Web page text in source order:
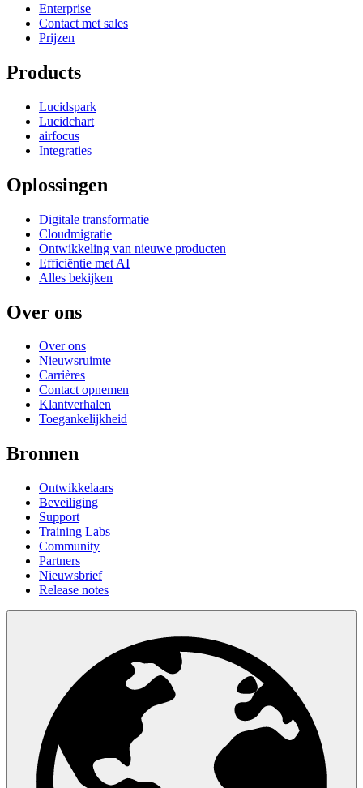
Enterprise
Contact met sales
Prijzen
Products
Lucidspark
Lucidchart
airfocus
Integraties
Oplossingen
Digitale transformatie
Cloudmigratie
Ontwikkeling van nieuwe producten
Efficiëntie met AI
Alles bekijken
Over ons
Over ons
Nieuwsruimte
Carrières
Contact opnemen
Klantverhalen
Toegankelijkheid
Bronnen
Ontwikkelaars
Beveiliging
Support
Training Labs
Community
Partners
Nieuwsbrief
Release notes